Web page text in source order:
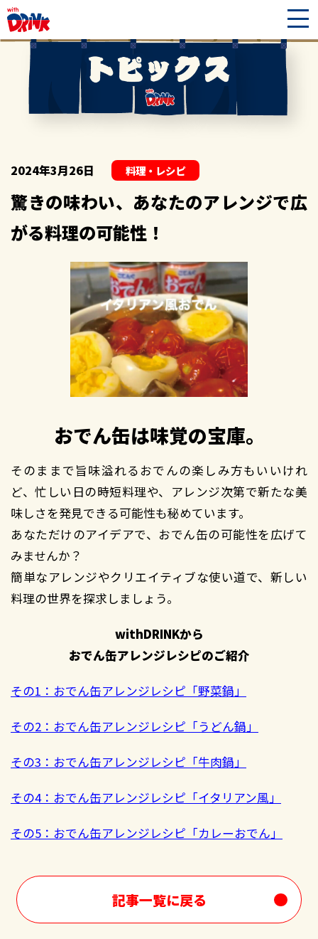
2024年3月26日 料理・レシピ
驚きの味わい、あなたのアレンジで広
がる料理の可能性！
おでん缶は味覚の宝庫。
そのままで旨味溢れるおでんの楽しみ方もいいけれ
ど、忙しい日の時短料理や、アレンジ次第で新たな美
味しさを発見できる可能性も秘めています。
あなただけのアイデアで、おでん缶の可能性を広げて
みませんか？
簡単なアレンジやクリエイティブな使い道で、新しい
料理の世界を探求しましょう。
withDRINKから
おでん缶アレンジレシピのご紹介
その1：おでん缶アレンジレシピ「野菜鍋」
その2：おでん缶アレンジレシピ「うどん鍋」
その3：おでん缶アレンジレシピ「牛肉鍋」
その4：おでん缶アレンジレシピ「イタリアン風」
その5：おでん缶アレンジレシピ「カレーおでん」
記事一覧に戻る